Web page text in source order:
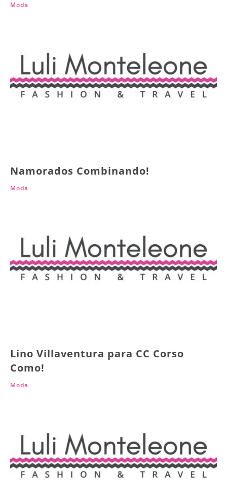
Moda
Namorados Combinando!
Moda
Lino Villaventura para CC Corso
Como!
Moda